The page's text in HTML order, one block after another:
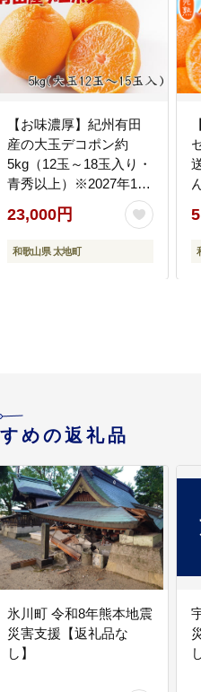
【お味濃厚】紀州有田
産の大玉デコポン約
5kg（12玉～18玉入り・
青秀以上）※2027年1月
中旬～2027年3月中旬頃
順次発送【tec811B】
23,000円
和歌山県 太地町
めの返礼品
氷川町 令和8年熊本地震
災害支援【返礼品な
し】